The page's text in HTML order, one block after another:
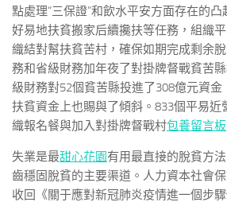
點處理“三保證”和飲水平安方面存在的凸
好易地扶貧搬家后續攙扶等任務，組織
織結對幫扶貧苦村，確保如期完成剩余
務和省級財務加年夜了對掛牌督戰貧苦
級財務對52個貧苦縣投進了308億元資金
扶貧資金上也賜與了傾斜。833個平易近
織報名餐與加入對掛牌督戰村包養留言板
失業是最甜心花園有用最直接的脫貧方
齒穩固脫貧的主要渠道。人力資本社會
收回《關于應對新冠肺炎疫情進一個步